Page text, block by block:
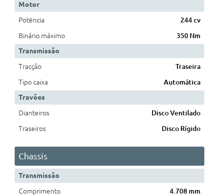
Motor
Potência
244 cv
Binário máximo
350 Nm
Transmissão
Tracção
Traseira
Tipo caixa
Automática
Travões
Dianteiros
Disco Ventilado
Traseiros
Disco Rígido
Chassis
Transmissão
Comprimento
4.708 mm